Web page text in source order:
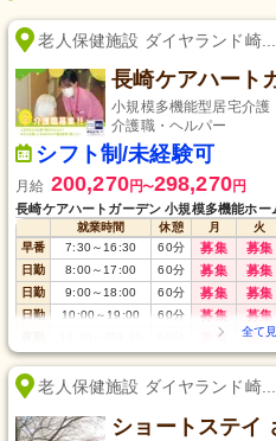
老人保健施設 ダイヤランド崎
小規模多機能型居宅介護
介護職・ヘルパー
シフト制/未経験可
月給 200,270円〜298,270円
長崎ケアハートガーデン 小規模多機能ホ
就業時間 休憩 月 火
早番
7:30～ 16:30 60分 募集 募集
日勤 8:00～ 17:00 60分 募集 募集
日勤 9:00～ 18:00 60分 募集 募集
日勤 10:00 ～ 19:00 60分 募集 募集
募集 募集
老人保健施設 ダイヤランド崎
ショートステイ